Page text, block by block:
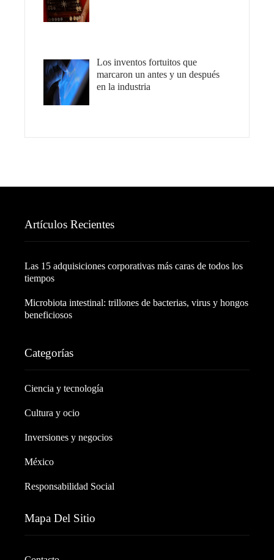
Los inventos fortuitos que
marcaron un antes y un después
en la industria
Artículos Recientes
Las 15 adquisiciones corporativas más caras de todos los
tiempos
Microbiota intestinal: trillones de bacterias, virus y hongos
beneficiosos
Categorías
Ciencia y tecnología
Cultura y ocio
Inversiones y negocios
México
Responsabilidad Social
Mapa Del Sitio